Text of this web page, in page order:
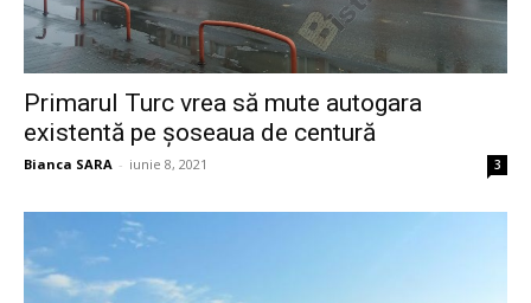
Primarul Turc vrea să mute autogara
existentă pe șoseaua de centură
Bianca SARA - iunie 8, 2021 3